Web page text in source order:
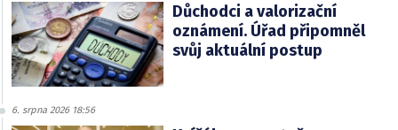
Důchodci a valorizační
oznámení. Úřad připomněl
svůj aktuální postup
6. srpna 2026 18:56